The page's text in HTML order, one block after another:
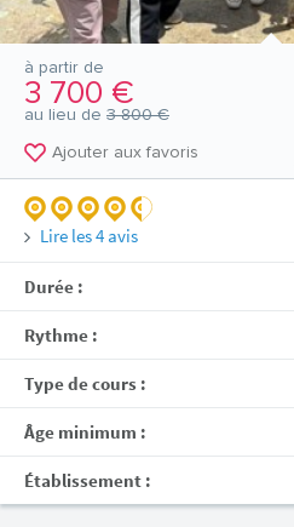
à partir de
3 700 €
au lieu de 3 800 €
Ajouter aux favoris
Lire les4 avis
Durée :
Rythme :
Type de cours :
Âge minimum :
Établissement :